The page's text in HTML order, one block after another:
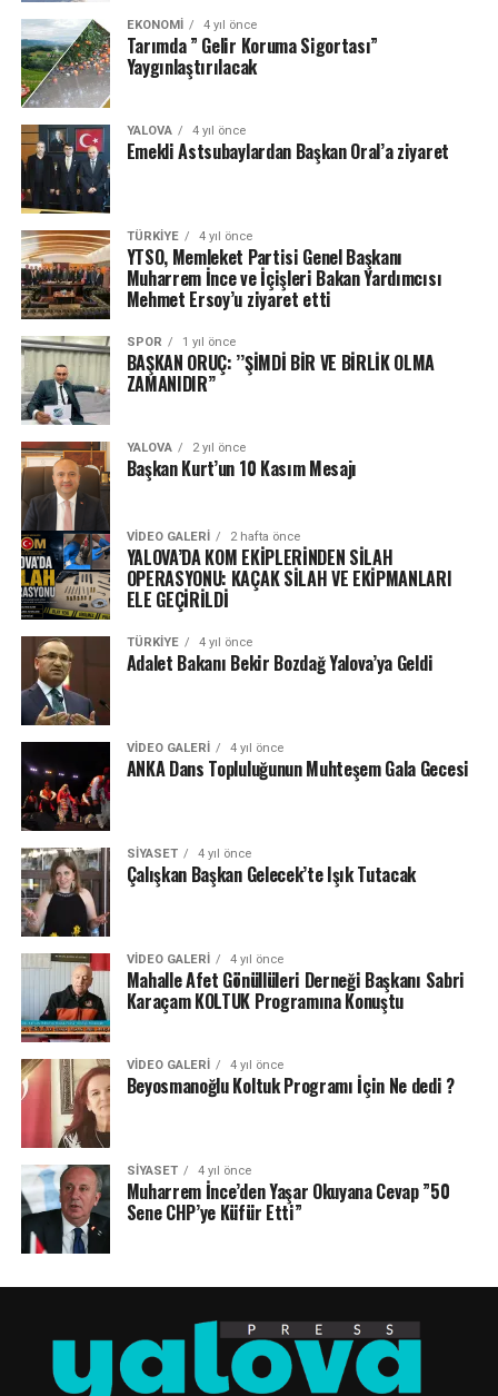
EKONOMI 4 yıl önce
Tarımda ” Gelir Koruma Sigortası”
Yaygınlaştırılacak
YALOVA 4 yıl önce
Emekli Astsubaylardan Başkan Oral’a ziyaret
TÜRKIYE 4 yıl önce
YTSO, Memleket Partisi Genel Başkanı
Muharrem İnce ve İçişleri Bakan Yardımcısı
Mehmet Ersoy’u ziyaret etti
SPOR 1 yıl önce
BAŞKAN ORUÇ: ’’ŞİMDİ BİR VE BİRLİK OLMA
ZAMANIDIR’’
YALOVA 2 yıl önce
Başkan Kurt’un 10 Kasım Mesajı
VIDEO GALERI 2 hafta önce
YALOVA’DA KOM EKİPLERİNDEN SİLAH
OPERASYONU: KAÇAK SİLAH VE EKİPMANLARI
ELE GEÇİRİLDİ
TÜRKIYE 4 yıl önce
Adalet Bakanı Bekir Bozdağ Yalova’ya Geldi
VIDEO GALERI 4 yıl önce
ANKA Dans Topluluğunun Muhteşem Gala Gecesi
SIYASET 4 yıl önce
Çalışkan Başkan Gelecek’te Işık Tutacak
VIDEO GALERI 4 yıl önce
Mahalle Afet Gönüllüleri Derneği Başkanı Sabri
Karaçam KOLTUK Programına Konuştu
VIDEO GALERI 4 yıl önce
Beyosmanoğlu Koltuk Programı İçin Ne dedi ?
SIYASET 4 yıl önce
Muharrem İnce’den Yaşar Okuyana Cevap ”50
Sene CHP’ye Küfür Etti”